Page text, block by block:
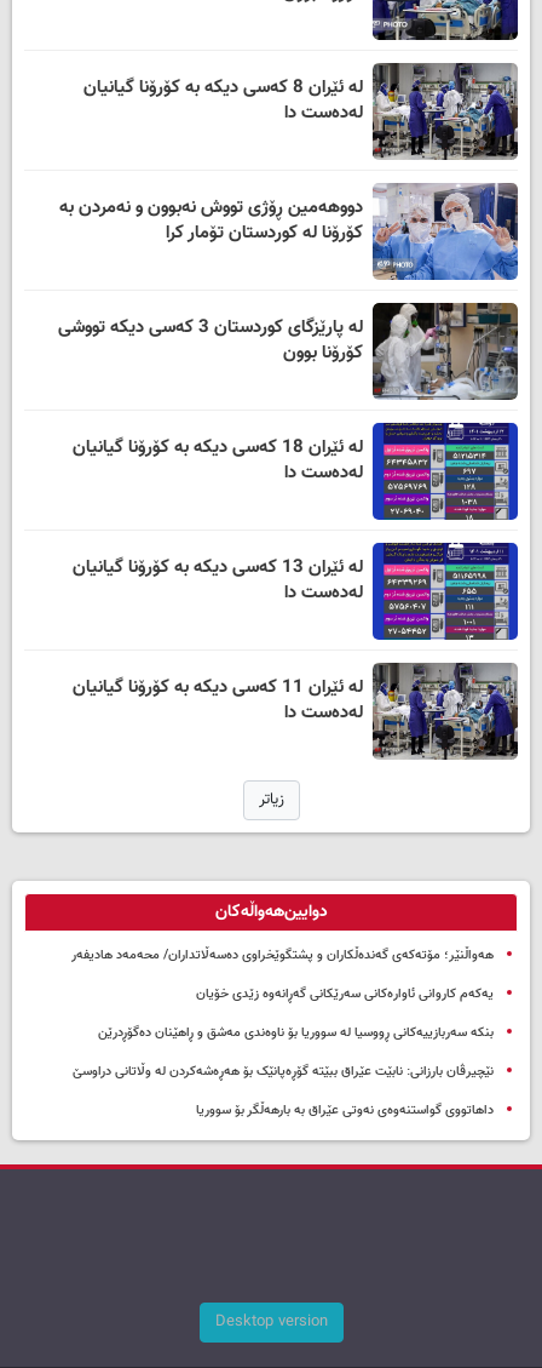
لە ئێران 8 کەسی دیکە بە کۆرۆنا گیانیان
لەدەست دا
دووهەمین ڕۆژی تووش نەبوون و نەمردن بە
کۆرۆنا لە کوردستان تۆمار کرا
لە پارێزگای کوردستان 3 کەسی دیکە تووشی
کۆرۆنا بوون
لە ئێران 18 کەسی دیکە بە کۆرۆنا گیانیان
لەدەست دا
لە ئێران 13 کەسی دیکە بە کۆرۆنا گیانیان
لەدەست دا
لە ئێران 11 کەسی دیکە بە کۆرۆنا گیانیان
لەدەست دا
زیاتر
دوایین‌هەواڵەکان
هەواڵنێر؛ مۆتەکەی گەندەڵکاران و پشتگوێخراوی دەسەڵاتداران/ محەمەد هادیفەر
یەکەم کاروانی ئاوارەکانی سەرێکانی گەڕانەوە زێدی خۆیان
بنکە سەربازییەکانی ڕووسیا لە سووریا بۆ ناوەندی مەشق و ڕاهێنان دەگۆڕدرێن
نێچیرڤان بارزانی: نابێت عێراق ببێتە گۆڕەپانێک بۆ هەڕەشەکردن لە وڵاتانی دراوسێ
داهاتووی گواستنەوەی نەوتی عێراق بە بارهەڵگر بۆ سووریا
Desktop version